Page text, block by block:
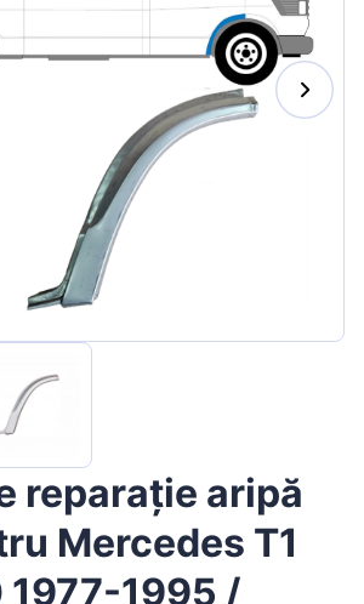
Magyar
Português
Slovenian
Latvian
Slovenčina
reparație aripă
Mercedes T1
1995 /